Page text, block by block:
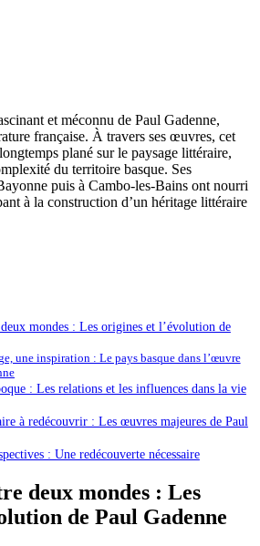
et méconnu de Paul Gadenne,
française. À travers ses œuvres, cet
plané sur le paysage littéraire,
du territoire basque. Ses
puis à Cambo-les-Bains ont nourri
à la construction d’un héritage littéraire
mondes : Les origines et l’évolution de
une inspiration : Le pays basque dans l’œuvre
: Les relations et les influences dans la vie
à redécouvrir : Les œuvres majeures de Paul
: Une redécouverte nécessaire
deux mondes : Les
de Paul Gadenne